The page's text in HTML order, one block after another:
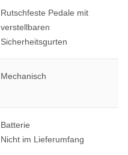
Rutschfeste Pedale mit
verstellbaren
Sicherheitsgurten
Mechanisch
Batterie
Nicht im Lieferumfang